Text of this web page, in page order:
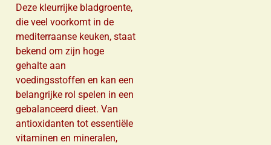
Deze kleurrijke bladgroente,
die veel voorkomt in de
mediterraanse keuken, staat
bekend om zijn hoge
gehalte aan
voedingsstoffen en kan een
belangrijke rol spelen in een
gebalanceerd dieet. Van
antioxidanten tot essentiële
vitaminen en mineralen,